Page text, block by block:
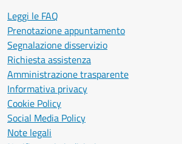
Leggi le FAQ
Prenotazione appuntamento
Segnalazione disservizio
Richiesta assistenza
Amministrazione trasparente
Informativa privacy
Cookie Policy
Social Media Policy
Note legali